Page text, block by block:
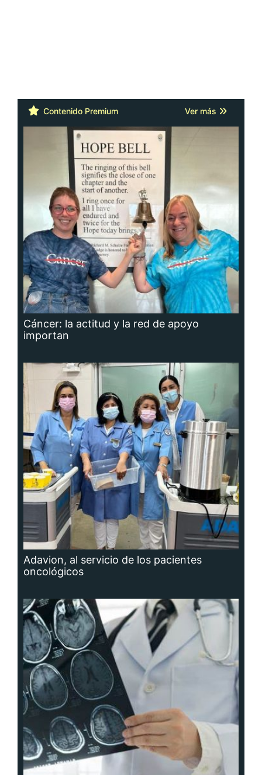
Contenido Premium Ver más
Cáncer: la actitud y la red de apoyo
importan
Adavion, al servicio de los pacientes
oncológicos